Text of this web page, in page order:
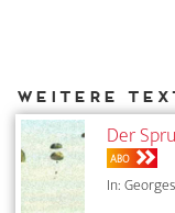
Der
ABO
In: